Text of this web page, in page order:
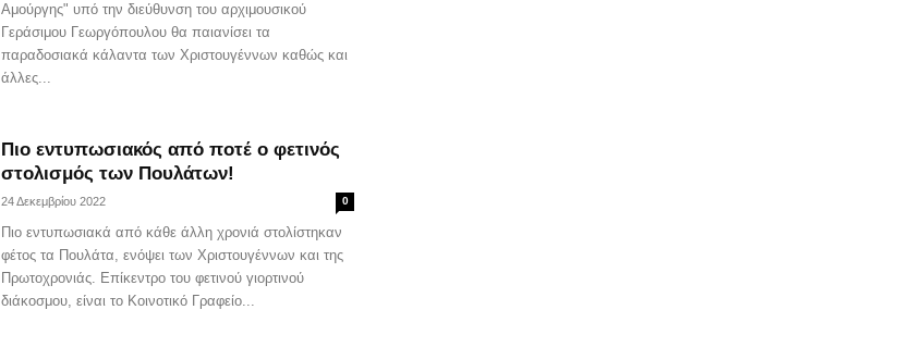
Αμούργης" υπό την διεύθυνση του αρχιμουσικού
Γεράσιμου Γεωργόπουλου θα παιανίσει τα
παραδοσιακά κάλαντα των Χριστουγέννων καθώς και
άλλες...
Πιο εντυπωσιακός από ποτέ ο φετινός
στολισμός των Πουλάτων!
24 Δεκεμβρίου 2022 0
Πιο εντυπωσιακά από κάθε άλλη χρονιά στολίστηκαν
φέτος τα Πουλάτα, ενόψει των Χριστουγέννων και της
Πρωτοχρονιάς. Επίκεντρο του φετινού γιορτινού
διάκοσμου, είναι το Κοινοτικό Γραφείο...